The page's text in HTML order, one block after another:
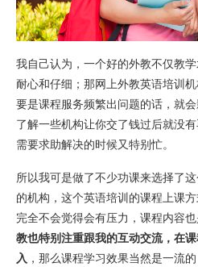
我自己认为，一个好的外教不仅教
耐心和仔细；那网上外教英语培训
要是课程服务频繁出问题的话，就
了解一些机构让你交了钱过后就没
需要求助解决的时候又特别忙。
所以我可是做了不少功课来选择了
的机构，这个英语培训的课程上课
完全不会觉得会有压力，课程内容也
教也特别注重跟我的互动交流， 在
入 ，那么课程学习效果当然是一流的